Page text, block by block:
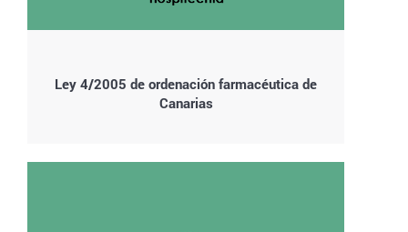
Ley 4/2005 de ordenación farmacéutica de
Canarias